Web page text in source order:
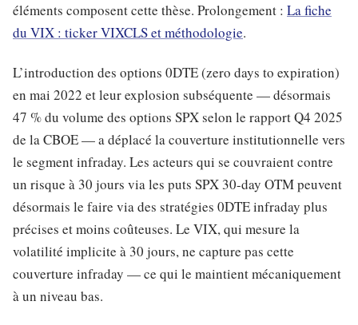
éléments composent cette thèse. Prolongement : La fiche
du VIX : ticker VIXCLS et méthodologie.
L’introduction des options 0DTE (zero days to expiration)
en mai 2022 et leur explosion subséquente — désormais
47 % du volume des options SPX selon le rapport Q4 2025
de la CBOE — a déplacé la couverture institutionnelle vers
le segment infraday. Les acteurs qui se couvraient contre
un risque à 30 jours via les puts SPX 30-day OTM peuvent
désormais le faire via des stratégies 0DTE infraday plus
précises et moins coûteuses. Le VIX, qui mesure la
volatilité implicite à 30 jours, ne capture pas cette
couverture infraday — ce qui le maintient mécaniquement
à un niveau bas.